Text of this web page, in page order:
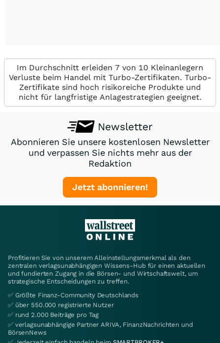
Im Durchschnitt erleiden 7 von 10 Kleinanlegern
Verluste beim Handel mit Turbo-Zertifikaten. Turbo-
Zertifikate sind hoch risikoreiche Produkte und
nicht für langfristige Anlagestrategien geeignet.
Newsletter
Abonnieren Sie unsere kostenlosen Newsletter
und verpassen Sie nichts mehr aus der
Redaktion
Jetzt abonnieren!
Profitieren Sie von unserem Alleinstellungsmerkmal als den
zentralen verlagsunabhängigen Wissens-Hub für einen aktuellen
und fundierten Zugang in die Börsen- und Wirtschaftswelt, um
strategische Entscheidungen zu treffen.
✅ Größte Finanz-Community Deutschlands
✅ über 550.000 registrierte Nutzer
✅ rund 2.000 Beiträge pro Tag
✅ verlagsunabhängige Partner ARIVA, FinanzNachrichten und
BörsenNews